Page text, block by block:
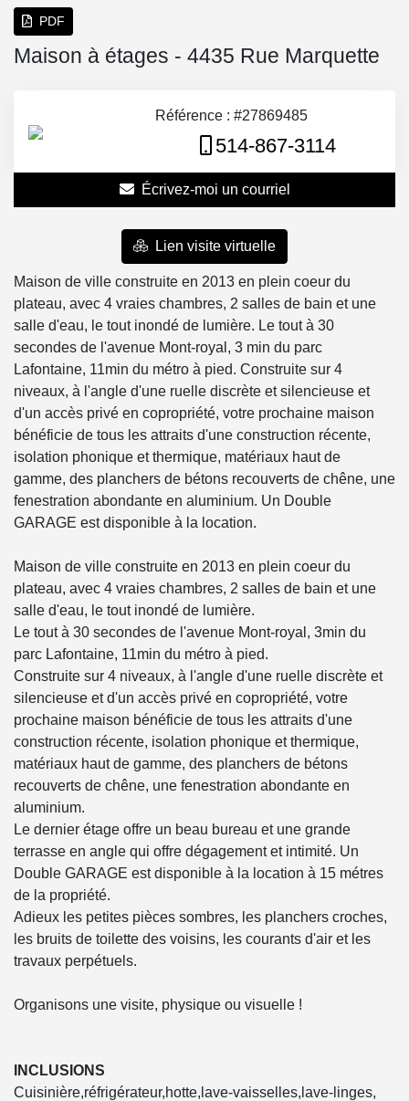
PDF
Maison à étages - 4435 Rue Marquette
Référence : #27869485
514-867-3114
Écrivez-moi un courriel
Lien visite virtuelle
Maison de ville construite en 2013 en plein coeur du
plateau, avec 4 vraies chambres, 2 salles de bain et une
salle d'eau, le tout inondé de lumière. Le tout à 30
secondes de l'avenue Mont-royal, 3 min du parc
Lafontaine, 11min du métro à pied. Construite sur 4
niveaux, à l'angle d'une ruelle discrète et silencieuse et
d'un accès privé en copropriété, votre prochaine maison
bénéficie de tous les attraits d'une construction récente,
isolation phonique et thermique, matériaux haut de
gamme, des planchers de bétons recouverts de chêne, une
fenestration abondante en aluminium. Un Double
GARAGE est disponible à la location.
Maison de ville construite en 2013 en plein coeur du
plateau, avec 4 vraies chambres, 2 salles de bain et une
salle d'eau, le tout inondé de lumière.
Le tout à 30 secondes de l'avenue Mont-royal, 3min du
parc Lafontaine, 11min du métro à pied.
Construite sur 4 niveaux, à l'angle d'une ruelle discrète et
silencieuse et d'un accès privé en copropriété, votre
prochaine maison bénéficie de tous les attraits d'une
construction récente, isolation phonique et thermique,
matériaux haut de gamme, des planchers de bétons
recouverts de chêne, une fenestration abondante en
aluminium.
Le dernier étage offre un beau bureau et une grande
terrasse en angle qui offre dégagement et intimité. Un
Double GARAGE est disponible à la location à 15 métres
de la propriété.
Adieux les petites pièces sombres, les planchers croches,
les bruits de toilette des voisins, les courants d'air et les
travaux perpétuels.
Organisons une visite, physique ou visuelle !
INCLUSIONS
Cuisinière,réfrigérateur,hotte,lave-vaisselles,lave-linges,